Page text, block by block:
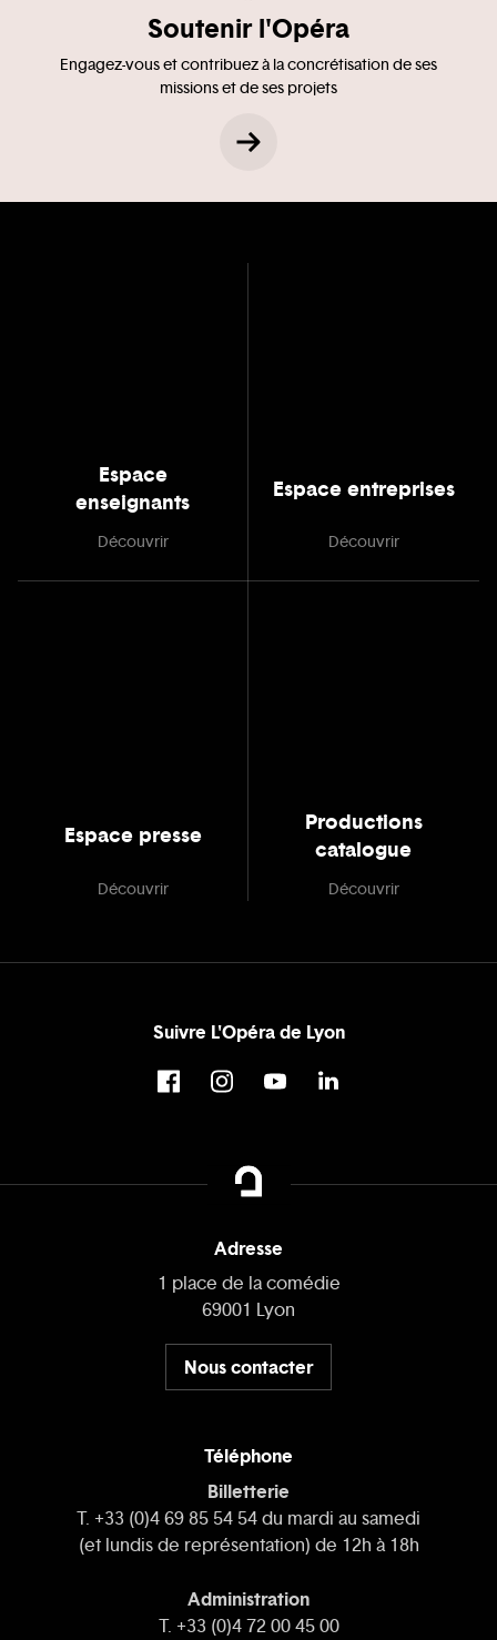
Soutenir l'Opéra
Engagez-vous et contribuez à la concrétisation de ses
missions et de ses projets
Espace
enseignants
Découvrir
Espace entreprises
Découvrir
Espace presse
Découvrir
Productions
catalogue
Découvrir
Suivre L'Opéra de Lyon
Adresse
1 place de la comédie
69001 Lyon
Nous contacter
Téléphone
Billetterie
T. +33 (0)4 69 85 54 54 du mardi au samedi
(et lundis de représentation) de 12h à 18h
Administration
T. +33 (0)4 72 00 45 00